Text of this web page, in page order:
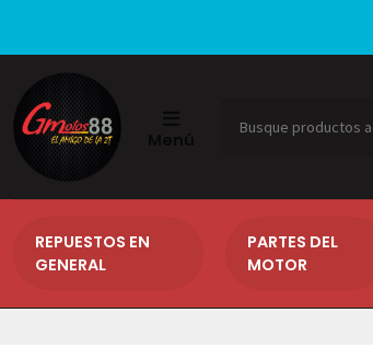
REPUESTOS EN
GENERAL
PARTES DEL
MOTOR